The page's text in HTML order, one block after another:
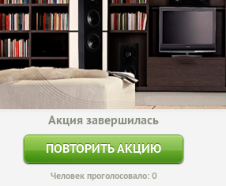
Акция завершилась
ПОВТОРИТЬ АКЦИЮ
Человек проголосовало: 0